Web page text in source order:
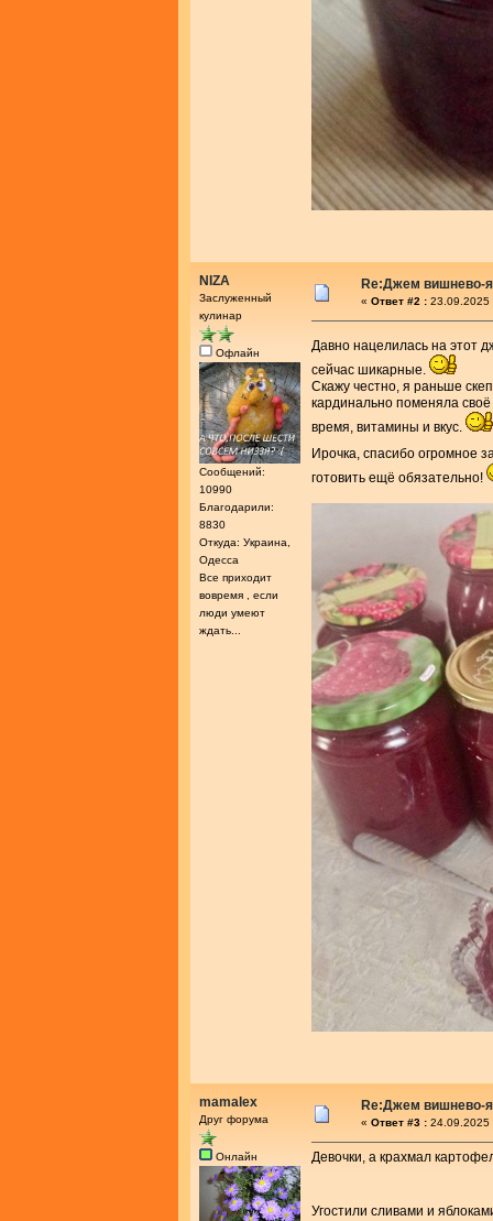
NIZA
Заслуженный
кулинар
Офлайн
Сообщений:
10990
Благодарили:
8830
Откуда: Украина,
Одесса
Все приходит
вовремя , если
люди умеют
ждать...
Re:Джем вишнево-
« Ответ #2 : 23.09.2025
Давно нацелилась на этот
сейчас шикарные.
Скажу честно, я раньше
кардинально поменяла
время, витамины и вкус.
Ирочка, спасибо огромное
готовить ещё обязательно!
mamalex
Друг форума
Онлайн
Re:Джем вишнево-
« Ответ #3 : 24.09.2025
Девочки, а крахмал
Угостили сливами и